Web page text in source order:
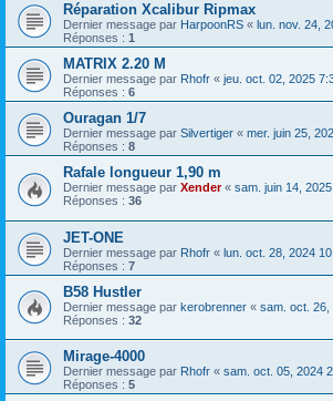
Réparation Xcalibur Ripmax
Dernier message par HarpoonRS « lun. nov. 24,
Réponses : 1
MATRIX 2.20 M
Dernier message par Rhofr « jeu. oct. 02, 2025
Réponses : 6
Ouragan 1/7
Dernier message par Silvertiger « mer. juin 25,
Réponses : 8
Rafale longueur 1,90 m
Dernier message par Xender« sam. juin 14,
Réponses : 36
JET-ONE
Dernier message par Rhofr « lun. oct. 28, 2024
Réponses : 7
B58 Hustler
Dernier message par kerobrenner « sam. oct. 26,
Réponses : 32
Mirage-4000
Dernier message par Rhofr « sam. oct. 05, 2024
Réponses : 5